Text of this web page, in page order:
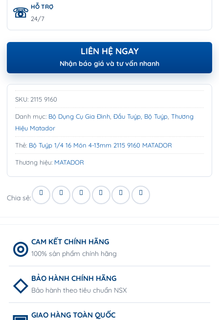
HỖ TRỢ
24/7
LIÊN HỆ NGAY
Nhận báo giá và tư vấn nhanh
SKU: 2115 9160
Danh mục: Bộ Dụng Cụ Gia Đình Đầu Tuýp, Bộ Tuýp Thương
Hiệu Matador
Thẻ: Bộ Tuýp 1/4 16 Món 4-13mm 2115 9160 MATADOR
Thương hiệu: MATADOR
Chia sẻ:
CAM KẾT CHÍNH HÃNG
100% sản phẩm chính hãng
BẢO HÀNH CHÍNH HÃNG
Bảo hành theo tiêu chuẩn NSX
GIAO HÀNG TOÀN QUỐC